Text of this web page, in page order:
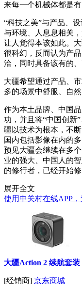
来每一个机械体都是
“科技之美”与产品、
与环境、人息息相关
让人觉得本该如此。
很科幻，反而认为产
洽，同时具备该有的
大疆希望通过产品、
多的场景中舒服、自
作为本土品牌、中国
功，并且将“中国创新
疆以技术为根本，不
国内包括影像在内的
预见大疆会继续在多
业的强大、中国人的
的修行者，已经开始
展开全文
使用中关村在线APP
大疆Action 2 续航套装
[经销商] 京东商城